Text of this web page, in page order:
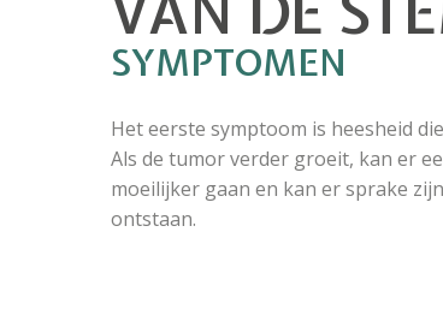
SYMPTOMEN
Het eerste symptoom is heesheid
Als de tumor verder groeit, kan er
moeilijker gaan en kan er sprake
ontstaan.